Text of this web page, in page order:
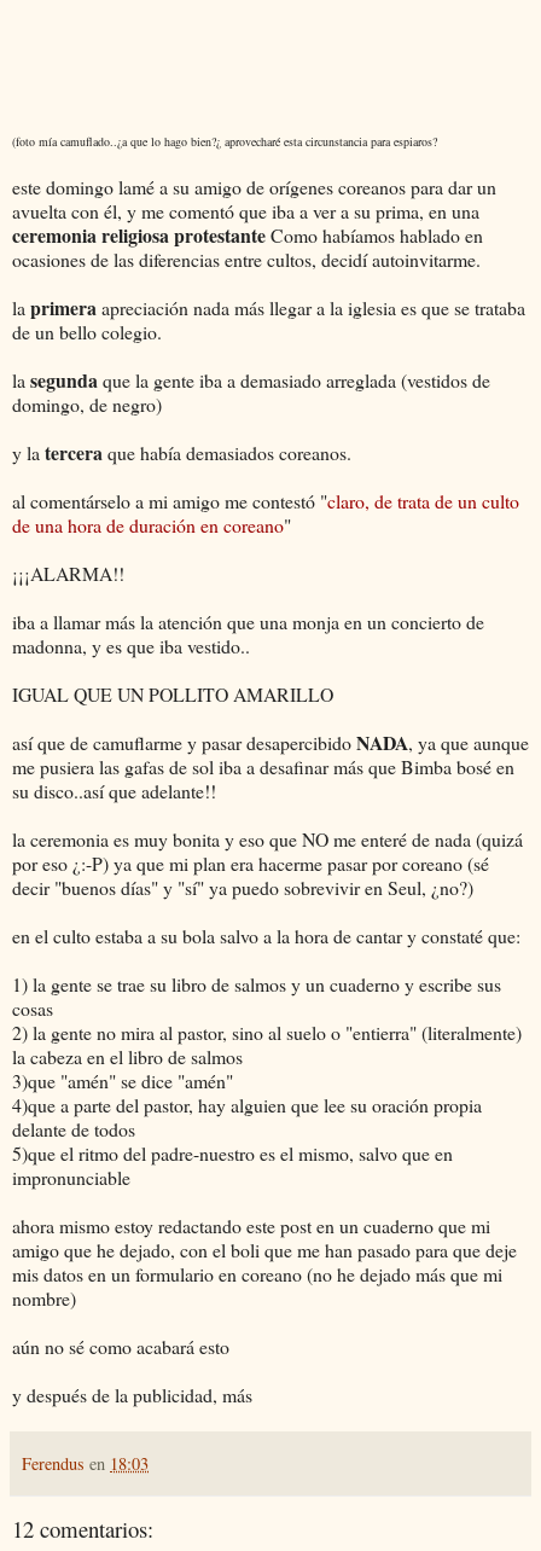
(foto mía camuflado..¿a que lo hago bien?¿ aprovecharé esta circunstancia para espiaros?
este domingo lamé a su amigo de orígenes coreanos para dar un
avuelta con él, y me comentó que iba a ver a su prima, en una
ceremonia religiosa protestanteComo habíamos hablado en
ocasiones de las diferencias entre cultos, decidí autoinvitarme.
la primeraapreciación nada más llegar a la iglesia es que se trataba
de un bello colegio.
la segundaque la gente iba a demasiado arreglada (vestidos de
domingo, de negro)
y la terceraque había demasiados coreanos.
al comentárselo a mi amigo me contestó "claro, de trata de un culto
de una hora de duración en coreano"
¡¡¡ALARMA!!
iba a llamar más la atención que una monja en un concierto de
madonna, y es que iba vestido..
IGUAL QUE UN POLLITO AMARILLO
así que de camuflarme y pasar desapercibidoNADA, ya que aunque
me pusiera las gafas de sol iba a desafinar más que Bimba bosé en
su disco..así que adelante!!
la ceremonia es muy bonita y eso que NO me enteré de nada (quizá
por eso ¿:-P) ya que mi plan era hacerme pasar por coreano (sé
decir "buenos días" y "sí" ya puedo sobrevivir en Seul, ¿no?)
en el culto estaba a su bola salvo a la hora de cantar y constaté que:
1) la gente se trae su libro de salmos y un cuaderno y escribe sus
cosas
2) la gente no mira al pastor, sino al suelo o "entierra" (literalmente)
la cabeza en el libro de salmos
3)que "amén" se dice "amén"
4)que a parte del pastor, hay alguien que lee su oración propia
delante de todos
5)que el ritmo del padre-nuestro es el mismo, salvo que en
impronunciable
ahora mismo estoy redactando este post en un cuaderno que mi
amigo que he dejado, con el boli que me han pasado para que deje
mis datos en un formulario en coreano (no he dejado más que mi
nombre)
aún no sé como acabará esto
y después de la publicidad, más
Ferendus en 18:03
12 comentarios: